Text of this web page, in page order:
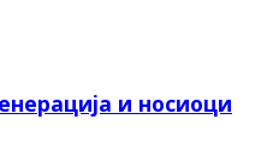
и носиоци